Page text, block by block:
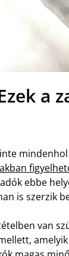
a
ebbe
is szerzik
van